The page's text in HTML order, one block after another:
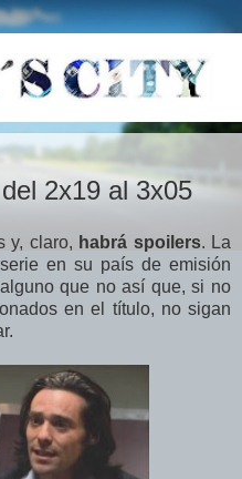
2x19 al 3x05
y, claro, habrá spoilers. La
en su país de emisión
que no así que, si no
en el título, no sigan